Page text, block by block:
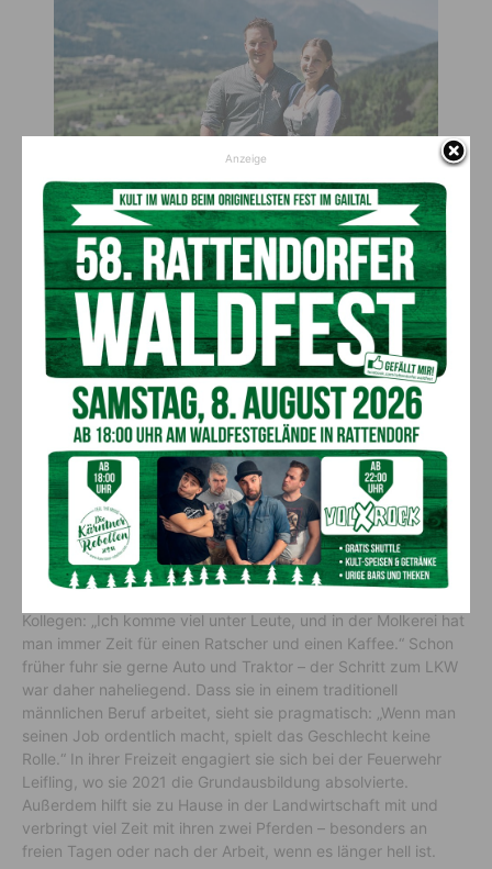
Mit ihrem Freund Marco Fritzer, der den Milchsammelbetrieb führt
Freude am Fahren und Kontakt zu
den Leuten
Kollegen: „Ich komme viel unter Leute, und in der Molkerei hat
man immer Zeit für einen Ratscher und einen Kaffee.“ Schon
früher fuhr sie gerne Auto und Traktor – der Schritt zum LKW
war daher naheliegend. Dass sie in einem traditionell
männlichen Beruf arbeitet, sieht sie pragmatisch: „Wenn man
seinen Job ordentlich macht, spielt das Geschlecht keine
Rolle.“ In ihrer Freizeit engagiert sie sich bei der Feuerwehr
Leifling, wo sie 2021 die Grundausbildung absolvierte.
Außerdem hilft sie zu Hause in der Landwirtschaft mit und
verbringt viel Zeit mit ihren zwei Pferden – besonders an
freien Tagen oder nach der Arbeit, wenn es länger hell ist.
Anzeige